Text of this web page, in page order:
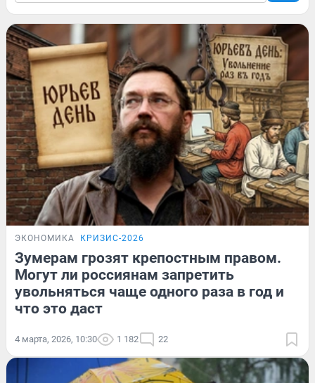
ЭКОНОМИКА КРИЗИС-2026
Зумерам грозят крепостным правом.
Могут ли россиянам запретить
увольняться чаще одного раза в год и
что это даст
4 марта, 2026, 10:30 1 182 22